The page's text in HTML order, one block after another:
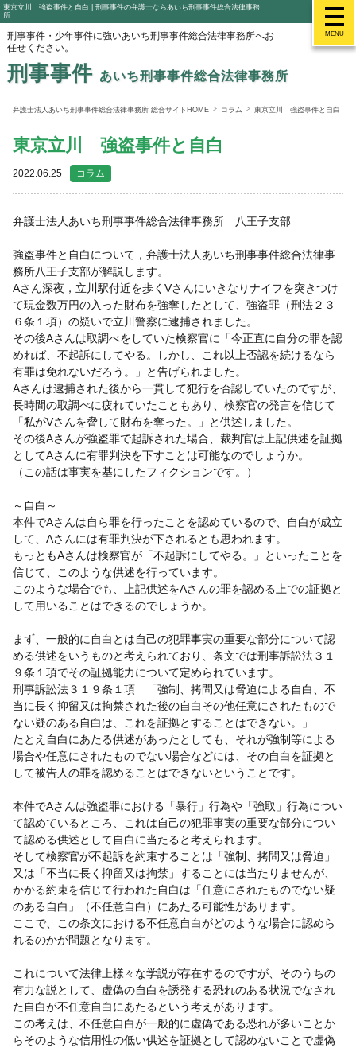
MENU
東京立川 強盗事件と自白 | 刑事事件の弁護士ならあいち刑事事件総合法律事務
所
刑事事件・少年事件に強いあいち刑事事件総合法律事務所へお
任せください。
刑事事件 あいち刑事事件総合法律事務所
弁護士法人あいち刑事事件総合法律事務所 総合サイトHOME コラム 東京立川 強盗事件と自白
東京立川 強盗事件と自白
2022.06.25 コラム
弁護士法人あいち刑事事件総合法律事務所 八王子支部
強盗事件と自白について，弁護士法人あいち刑事事件総合法律事
務所八王子支部が解説します。
Aさん深夜，立川駅付近を歩くVさんにいきなりナイフを突きつけ
て現金数万円の入った財布を強奪したとして、強盗罪（刑法２３
６条１項）の疑いで立川警察に逮捕されました。
その後Aさんは取調べをしていた検察官に「今正直に自分の罪を認
めれば、不起訴にしてやる。しかし、これ以上否認を続けるなら
有罪は免れないだろう。」と告げられました。
Aさんは逮捕された後から一貫して犯行を否認していたのですが、
長時間の取調べに疲れていたこともあり、検察官の発言を信じて
「私がVさんを脅して財布を奪った。」と供述しました。
その後Aさんが強盗罪で起訴された場合、裁判官は上記供述を証拠
としてAさんに有罪判決を下すことは可能なのでしょうか。
（この話は事実を基にしたフィクションです。）
～自白～
本件でAさんは自ら罪を行ったことを認めているので、自白が成立
して、Aさんには有罪判決が下されるとも思われます。
もっともAさんは検察官が「不起訴にしてやる。」といったことを
信じて、このような供述を行っています。
このような場合でも、上記供述をAさんの罪を認める上での証拠と
して用いることはできるのでしょうか。
まず、一般的に自白とは自己の犯罪事実の重要な部分について認
める供述をいうものと考えられており、条文では刑事訴訟法３１
９条１項でその証拠能力について定められています。
刑事訴訟法３１９条１項 「強制、拷問又は脅迫による自白、不
当に長く抑留又は拘禁された後の自白その他任意にされたもので
ない疑のある自白は、これを証拠とすることはできない。」
たとえ自白にあたる供述があったとしても、それが強制等による
場合や任意にされたものでない場合などには、その自白を証拠と
して被告人の罪を認めることはできないということです。
本件でAさんは強盗罪における「暴行」行為や「強取」行為につい
て認めているところ、これは自己の犯罪事実の重要な部分につい
て認める供述として自白に当たると考えられます。
そして検察官が不起訴を約束することは「強制、拷問又は脅迫」
又は「不当に長く抑留又は拘禁」することには当たりませんが、
かかる約束を信じて行われた自白は「任意にされたものでない疑
のある自白」（不任意自白）にあたる可能性があります。
ここで、この条文における不任意自白がどのような場合に認めら
れるのかが問題となります。
これについて法律上様々な学説が存在するのですが、そのうちの
有力な説として、虚偽の自白を誘発する恐れのある状況でなされ
た自白が不任意自白にあたるという考えがあります。
この考えは、不任意自白が一般的に虚偽である恐れが多いことか
らそのような信用性の低い供述を証拠として認めないことで虚偽